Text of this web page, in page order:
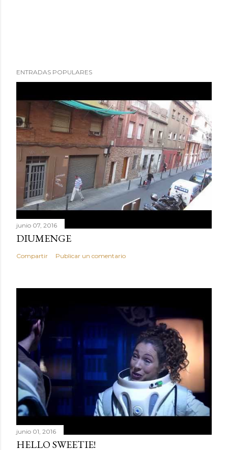
ENTRADAS POPULARES
junio 07, 2016
DIUMENGE
Compartir Publicar un comentario
junio 01, 2016
HELLO SWEETIE!